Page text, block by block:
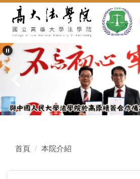
要
內
容
區
首頁 本院介紹